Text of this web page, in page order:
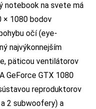
notebook na svete má
× 1080 bodov
očí (eye-
najvýkonnejším
päticou ventilátorov
GeForce GTX 1080
reproduktorov
2 subwoofery) a